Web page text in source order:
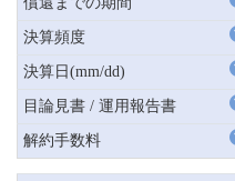
決算頻度
決算日(mm/dd)
目論見書 / 運用報告書
解約手数料